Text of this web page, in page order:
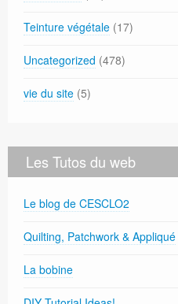
Teinture végétale (17)
Uncategorized (478)
vie du site (5)
Les Tutos du web
Le blog de CESCLO2
Quilting, Patchwork & Appliqué
La bobine